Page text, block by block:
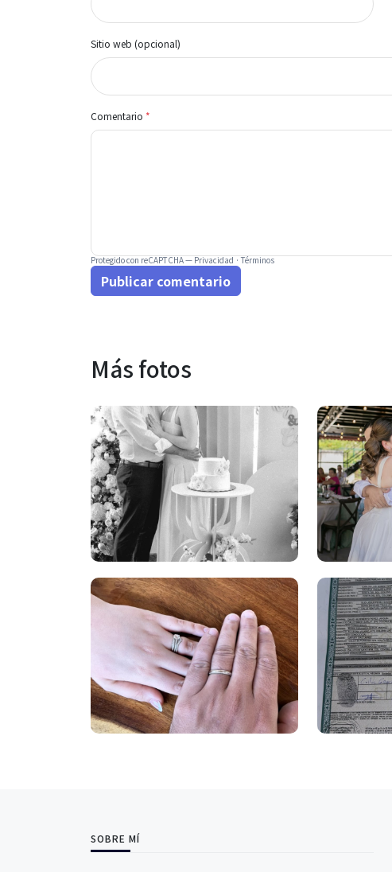
Sitio web (opcional)
Comentario *
Protegido con reCAPTCHA —Privacidad·Términos
Publicar comentario
Más fotos
SOBRE MÍ